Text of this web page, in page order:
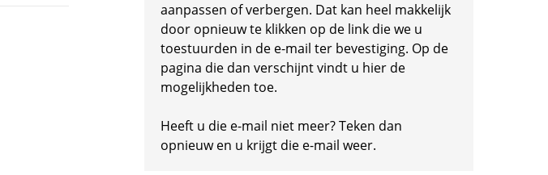
aanpassen of verbergen. Dat kan heel makkelijk
door opnieuw te klikken op de link die we u
toestuurden in de e-mail ter bevestiging. Op de
pagina die dan verschijnt vindt u hier de
mogelijkheden toe.
Heeft u die e-mail niet meer? Teken dan
opnieuw en u krijgt die e-mail weer.